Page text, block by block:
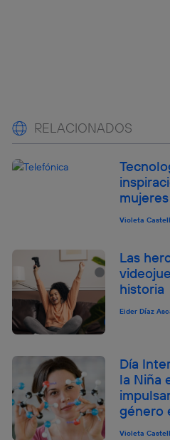
RELACIONADOS
Violeta
Las
historia
Eider Díaz
Día
la Niña
género
Violeta